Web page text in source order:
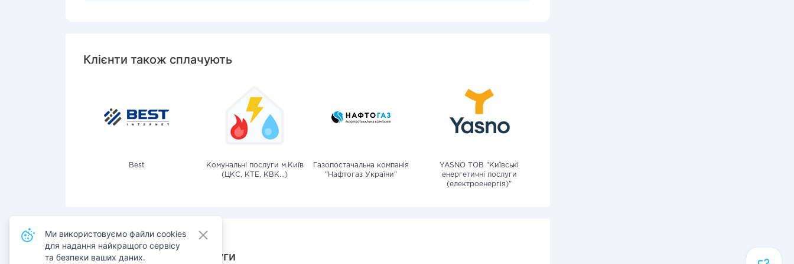
Клієнти також сплачують
Best
Комунальні послуги м.Київ
(ЦКС, КТЕ, КВК...)
Газопостачальна компанія
"Нафтогаз України"
YASNO ТОВ "Київські
енергетичні послуги
(електроенергія)"
Також сплачують послуги
Ми використовуємо файли cookies
для надання найкращого сервісу
та безпеки ваших даних.